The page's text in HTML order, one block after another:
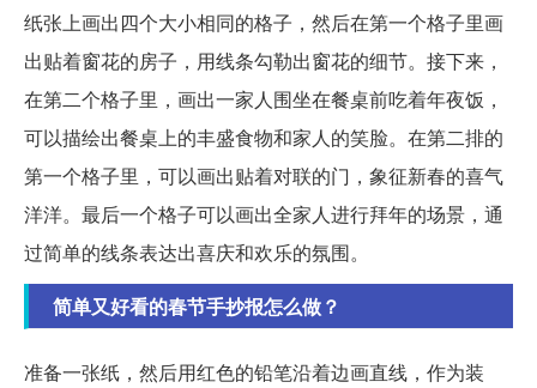
纸张上画出四个大小相同的格子，然后在第一个格子里画
出贴着窗花的房子，用线条勾勒出窗花的细节。接下来，
在第二个格子里，画出一家人围坐在餐桌前吃着年夜饭，
可以描绘出餐桌上的丰盛食物和家人的笑脸。在第二排的
第一个格子里，可以画出贴着对联的门，象征新春的喜气
洋洋。最后一个格子可以画出全家人进行拜年的场景，通
过简单的线条表达出喜庆和欢乐的氛围。
简单又好看的春节手抄报怎么做？
准备一张纸，然后用红色的铅笔沿着边画直线，作为装